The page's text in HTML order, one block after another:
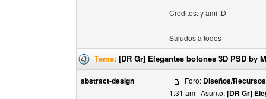
Creditos: y ami :D
Saludos a todos
Tema: [DR Gr] Elegantes botones 3D PSD by
abstract-design Foro: Diseños/
1:31 am Asunto:[DR Gr]